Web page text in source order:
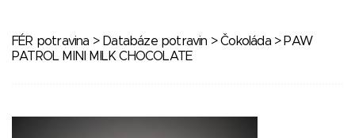
FÉR potravina > Databáze potravin >Čokoláda> PAW
PATROL MINI MILK CHOCOLATE